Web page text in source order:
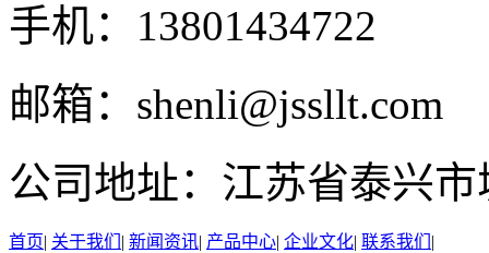
手机： 13801434722
邮箱： shenli@jssllt.com
公司地址： 江苏省泰兴
首页| 关于我们 | 新闻资讯| 产品中心| 企业文化| 联系我们 |